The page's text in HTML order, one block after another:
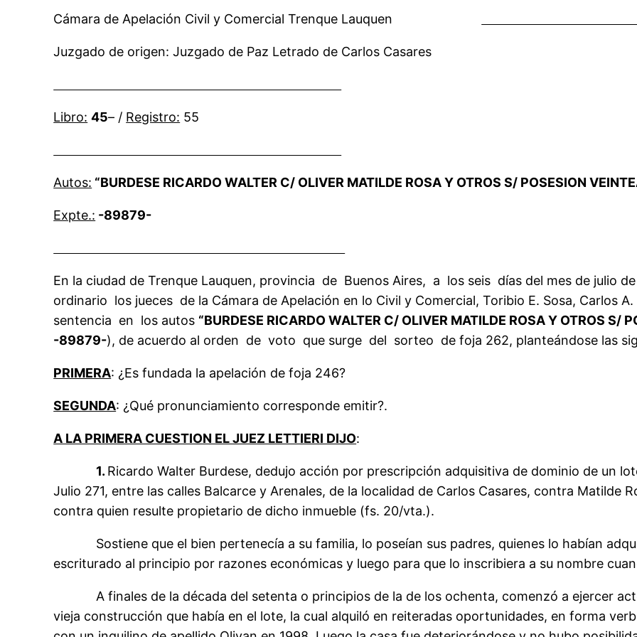
Cámara de Apelación Civil y Comercial Trenque Lauquen
Juzgado de origen: Juzgado de Paz Letrado de Carlos Casares
Libro: 45– / Registro: 55
Autos: “BURDESE RICARDO WALTER C/ OLIVER MATILDE ROSA Y OTROS S/ POSESION
Expte.: -89879-
En la ciudad de Trenque Lauquen, provincia de Buenos Aires, a los seis días del mes de julio
ordinario los jueces de la Cámara de Apelación en lo Civil y Comercial, Toribio E. Sosa, Carlos
sentencia en los autos “BURDESE RICARDO WALTER C/ OLIVER MATILDE ROSA Y OTROS S/
-89879-), de acuerdo al orden de voto que surge del sorteo de foja 262, planteándose las
PRIMERA: ¿Es fundada la apelación de foja 246?
SEGUNDA: ¿Qué pronunciamiento corresponde emitir?.
A LA PRIMERA CUESTION EL JUEZ LETTIERI DIJO:
1. Ricardo Walter Burdese, dedujo acción por prescripción adquisitiva de dominio de un
Julio 271, entre las calles Balcarce y Arenales, de la localidad de Carlos Casares, contra Matilde
contra quien resulte propietario de dicho inmueble (fs. 20/vta.).
Sostiene que el bien pertenecía a su familia, lo poseían sus padres, quienes lo habían
escriturado al principio por razones económicas y luego para que lo inscribiera a su nombre
A finales de la década del setenta o principios de la de los ochenta, comenzó a ejercer
vieja construcción que había en el lote, la cual alquiló en reiteradas oportunidades, en forma